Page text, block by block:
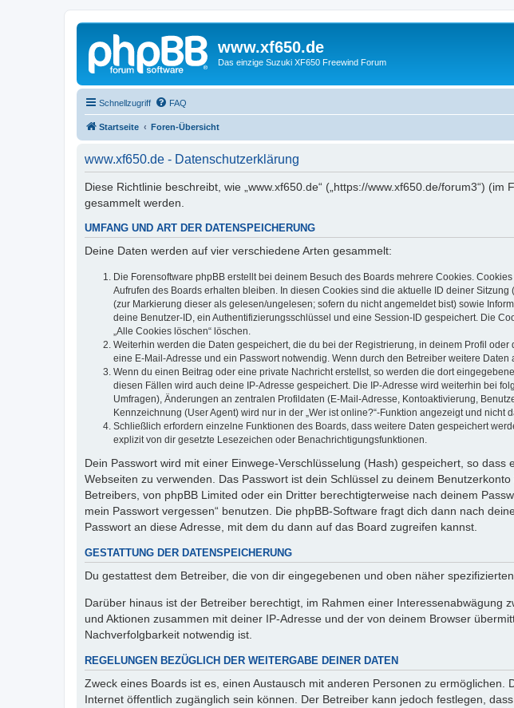
www.xf650.de
Das einzige Suzuki XF650 Freewind Forum
Schnellzugriff FAQ
Startseite Foren-Übersicht
www.xf650.de - Datenschutzerklärung
Diese Richtlinie beschreibt, wie „www.xf650.de“ („https://www.xf650.de/forum3“)
gesammelt werden.
UMFANG UND ART DER DATENSPEICHERUNG
Deine Daten werden auf vier verschiedene Arten gesammelt:
Die Forensoftware phpBB erstellt bei deinem Besuch des Boards mehrere Cookies.
Aufrufen des Boards erhalten bleiben. In diesen Cookies sind die aktuelle ID deiner
(zur Markierung dieser als gelesen/ungelesen; sofern du nicht angemeldet bist) sowie
deine Benutzer-ID, ein Authentifizierungsschlüssel und eine Session-ID gespeichert. Die
„Alle Cookies löschen“ löschen.
Weiterhin werden die Daten gespeichert, die du bei der Registrierung, in deinem Profil
eine E-Mail-Adresse und ein Passwort notwendig. Wenn durch den Betreiber weitere
Wenn du einen Beitrag oder eine private Nachricht erstellst, so werden die dort
diesen Fällen wird auch deine IP-Adresse gespeichert. Die IP-Adresse wird weiterhin bei
Umfragen), Änderungen an zentralen Profildaten (E-Mail-Adresse, Kontoaktivierung,
Kennzeichnung (User Agent) wird nur in der „Wer ist online?“-Funktion angezeigt und nicht
Schließlich erfordern einzelne Funktionen des Boards, dass weitere Daten gespeichert
explizit von dir gesetzte Lesezeichen oder Benachrichtigungsfunktionen.
Dein Passwort wird mit einer Einwege-Verschlüsselung (Hash) gespeichert, so
Webseiten zu verwenden. Das Passwort ist dein Schlüssel zu deinem
Betreibers, von phpBB Limited oder ein Dritter berechtigterweise nach deinem
mein Passwort vergessen“ benutzen. Die phpBB-Software fragt dich dann nach
Passwort an diese Adresse, mit dem du dann auf das Board zugreifen kannst.
GESTATTUNG DER DATENSPEICHERUNG
Du gestattest dem Betreiber, die von dir eingegebenen und oben näher
Darüber hinaus ist der Betreiber berechtigt, im Rahmen einer
und Aktionen zusammen mit deiner IP-Adresse und der von deinem Browser
Nachverfolgbarkeit notwendig ist.
REGELUNGEN BEZÜGLICH DER WEITERGABE DEINER DATEN
Zweck eines Boards ist es, einen Austausch mit anderen Personen zu
Internet öffentlich zugänglich sein können. Der Betreiber kann jedoch festlegen,